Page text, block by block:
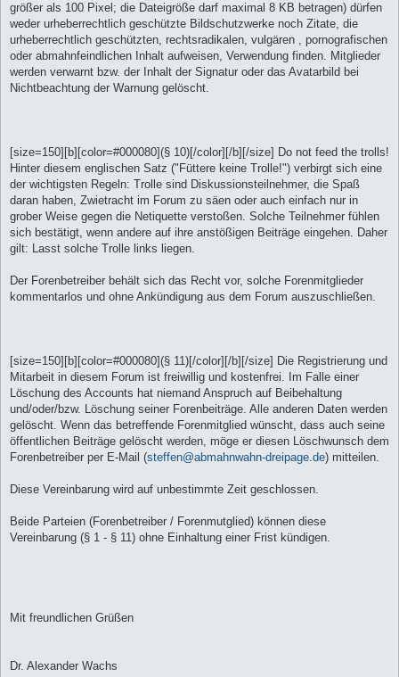
größer als 100 Pixel; die Dateigröße darf maximal 8 KB betragen) dürfen
weder urheberrechtlich geschützte Bildschutzwerke noch Zitate, die
urheberrechtlich geschützten, rechtsradikalen, vulgären , pornografischen
oder abmahnfeindlichen Inhalt aufweisen, Verwendung finden. Mitglieder
werden verwarnt bzw. der Inhalt der Signatur oder das Avatarbild bei
Nichtbeachtung der Warnung gelöscht.
[size=150][b][color=#000080](§ 10)[/color][/b][/size] Do not feed the trolls!
Hinter diesem englischen Satz ("Füttere keine Trolle!") verbirgt sich eine
der wichtigsten Regeln: Trolle sind Diskussionsteilnehmer, die Spaß
daran haben, Zwietracht im Forum zu säen oder auch einfach nur in
grober Weise gegen die Netiquette verstoßen. Solche Teilnehmer fühlen
sich bestätigt, wenn andere auf ihre anstößigen Beiträge eingehen. Daher
gilt: Lasst solche Trolle links liegen.
Der Forenbetreiber behält sich das Recht vor, solche Forenmitglieder
kommentarlos und ohne Ankündigung aus dem Forum auszuschließen.
[size=150][b][color=#000080](§ 11)[/color][/b][/size] Die Registrierung und
Mitarbeit in diesem Forum ist freiwillig und kostenfrei. Im Falle einer
Löschung des Accounts hat niemand Anspruch auf Beibehaltung
und/oder/bzw. Löschung seiner Forenbeiträge. Alle anderen Daten werden
gelöscht. Wenn das betreffende Forenmitglied wünscht, dass auch seine
öffentlichen Beiträge gelöscht werden, möge er diesen Löschwunsch dem
Forenbetreiber per E-Mail (steffen@abmahnwahn-dreipage.de) mitteilen.
Diese Vereinbarung wird auf unbestimmte Zeit geschlossen.
Beide Parteien (Forenbetreiber / Forenmutglied) können diese
Vereinbarung (§ 1 - § 11) ohne Einhaltung einer Frist kündigen.
Mit freundlichen Grüßen
Dr. Alexander Wachs